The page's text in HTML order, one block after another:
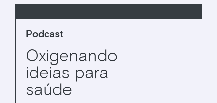
Podcast
Oxigenando
ideias para
saúde